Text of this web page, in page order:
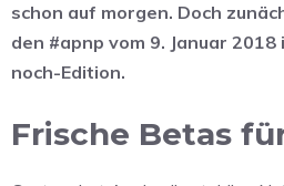
schon auf morgen. Doch
den #apnp vom 9. Januar
noch-Edition.
Frische Betas